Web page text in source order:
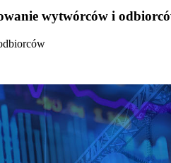
wytwórców i